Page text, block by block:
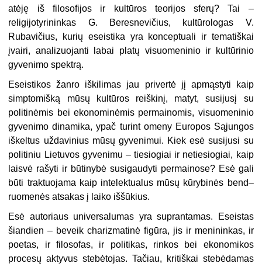
atėję iš filosofijos ir kultūros teorijos sferų? Tai –
religijotyrininkas G. Beresnevičius, kultūrologas V.
Rubavičius, kurių eseistika yra konceptuali ir tematiškai
įvairi, analizuojanti labai platų visuomeninio ir kultūrinio
gyvenimo spektrą.
Eseistikos žanro iškilimas jau privertė jį apmąstyti kaip
simptomišką mūsų kultūros reiškinį, matyt, susijusį su
politinėmis bei ekonominėmis permainomis, visuomeninio
gyvenimo dinamika, ypač turint omeny Europos Sąjungos
iškeltus uždavinius mūsų gyvenimui. Kiek esė susijusi su
politiniu Lietuvos gyvenimu – tiesiogiai ir netiesiogiai, kaip
laisvė rašyti ir būtinybė susigaudyti permainose? Esė gali
būti traktuojama kaip intelektualus mūsų kūrybinės bend–
ruomenės atsakas į laiko iššūkius.
Esė autoriaus universalumas yra suprantamas. Eseistas
šiandien – beveik charizmatinė figūra, jis ir menininkas, ir
poetas, ir filosofas, ir politikas, rinkos bei ekonomikos
procesų aktyvus stebėtojas. Tačiau, kritiškai stebėdamas